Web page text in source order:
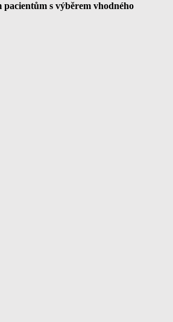
s výběrem vhodného